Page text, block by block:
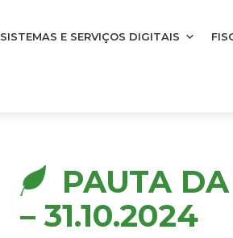
SISTEMAS E SERVIÇOS DIGITAIS
PAUTA
– 31.10.2024